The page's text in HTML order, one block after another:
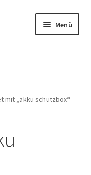
Menü
öffnen
„akku schutzbox“